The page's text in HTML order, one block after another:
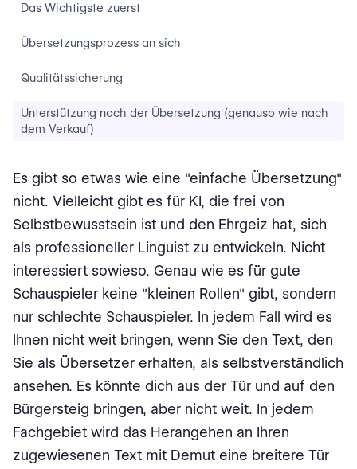
Das Wichtigste zuerst
Übersetzungsprozess an sich
Qualitätssicherung
Unterstützung nach der Übersetzung (genauso wie nach
dem Verkauf)
Es gibt so etwas wie eine "einfache Übersetzung"
nicht. Vielleicht gibt es für KI, die frei von
Selbstbewusstsein ist und den Ehrgeiz hat, sich
als professioneller Linguist zu entwickeln. Nicht
interessiert sowieso. Genau wie es für gute
Schauspieler keine "kleinen Rollen" gibt, sondern
nur schlechte Schauspieler. In jedem Fall wird es
Ihnen nicht weit bringen, wenn Sie den Text, den
Sie als Übersetzer erhalten, als selbstverständlich
ansehen. Es könnte dich aus der Tür und auf den
Bürgersteig bringen, aber nicht weit. In jedem
Fachgebiet wird das Herangehen an Ihren
zugewiesenen Text mit Demut eine breitere Tür